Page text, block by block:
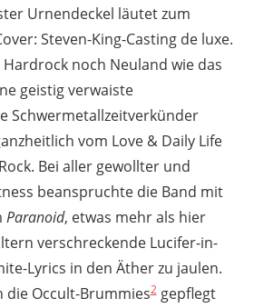
Urnendeckel läutet zum
Steven-King-Casting de luxe.
noch Neuland wie das
geistig verwaiste
Schwermetallzeitverkünder
vom Love & Daily Life
Bei aller gewollter und
beanspruchte die Band mit
Paranoid, etwas mehr als hier
verschreckende Lucifer-in-
Lyrics in den Äther zu jaulen.
Occult-Brummies2gepflegt